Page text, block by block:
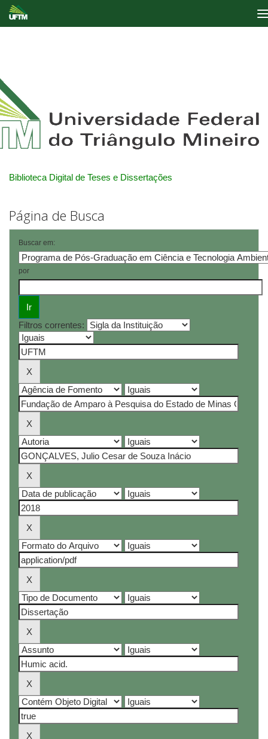
Biblioteca Digital de Teses e Dissertações
Página de Busca
Buscar em:
por
Filtros correntes: